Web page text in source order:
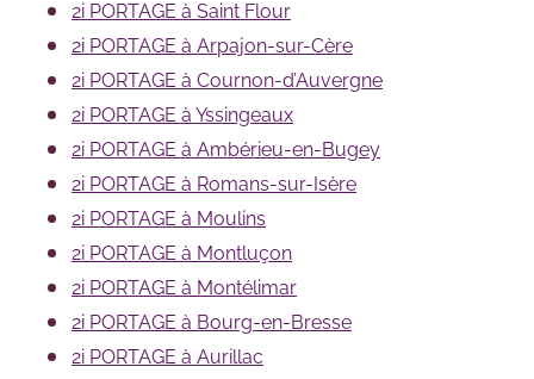
2i PORTAGE à Saint Flour
2i PORTAGE à Arpajon-sur-Cère
2i PORTAGE à Cournon-d’Auvergne
2i PORTAGE à Yssingeaux
2i PORTAGE à Ambérieu-en-Bugey
2i PORTAGE à Romans-sur-Isère
2i PORTAGE à Moulins
2i PORTAGE à Montluçon
2i PORTAGE à Montélimar
2i PORTAGE à Bourg-en-Bresse
2i PORTAGE à Aurillac